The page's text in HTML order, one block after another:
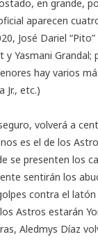
en grande,
aparecen
José Dariel
y Yasmani Grandal;
hay varios
Jr., etc.)
volverá a
es el de los
se presenten los
sentirán los
contra el latón
Astros estarán
Aledmys Díaz